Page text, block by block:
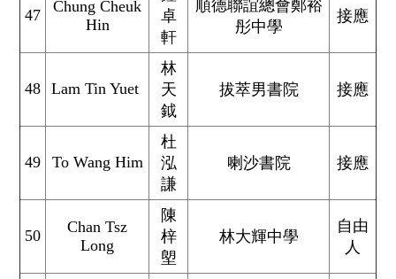
47
Chung Cheuk
Hin
卓
軒
順德聯誼總會鄭裕
彤中學
接應
48 Lam Tin Yuet
林
天
鉞
拔萃男書院 接應
49 To Wang Him
杜
泓
謙
喇沙書院 接應
50
Chan Tsz
Long
陳
梓
塱
林大輝中學
自由
人